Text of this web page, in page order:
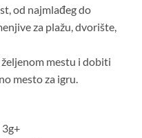
od najmlađeg do
za plažu, dvorište,
mestu i dobiti
mesto za igru.
3g+